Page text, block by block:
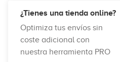
¿Tienes una tienda online?
Optimiza tus envíos sin
coste adicional con
nuestra herramienta PRO